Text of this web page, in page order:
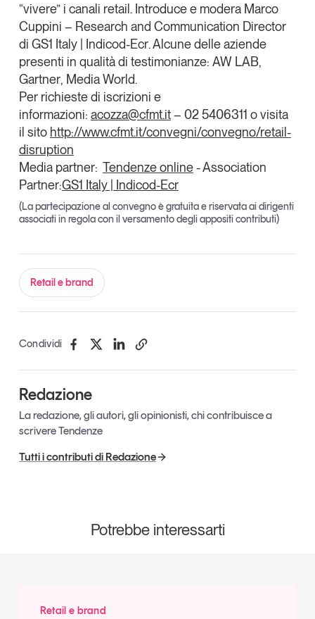
Un anno di
Tendenze2026
Leggi il magazine
Tendenze è il magazine di GS1 Italy che racconta in
consumo e dell’economia a professionisti e
consumatori
GS1 Italy GS1 Italy GS1 Italy
Tendenze
“vivere” i canali retail. Introduce e moderaMarco
Cuppini – Research and Communication Director
di GS1 Italy | Indicod-Ecr. Alcune delle aziende
presenti in qualità di testimonianze: AW LAB,
Gartner, Media World.
Per richieste di iscrizioni e
informazioni: acozza@cfmt.it– 02 5406311 o visita
il sito http://www.cfmt.it/convegni/convegno/retail-
disruption
Media partner: Tendenze online- Association
Partner:GS1 Italy | Indicod-Ecr
(La partecipazione al convegno è gratuita e riservata ai dirigenti
associati in regola con il versamento degli appositi contributi)
Retail e brand
Condividi
Redazione
La redazione, gli autori, gli opinionisti, chi contribuisce a
scrivere Tendenze
Tutti i contributi di Redazione
Potrebbe interessarti
Retail e brand